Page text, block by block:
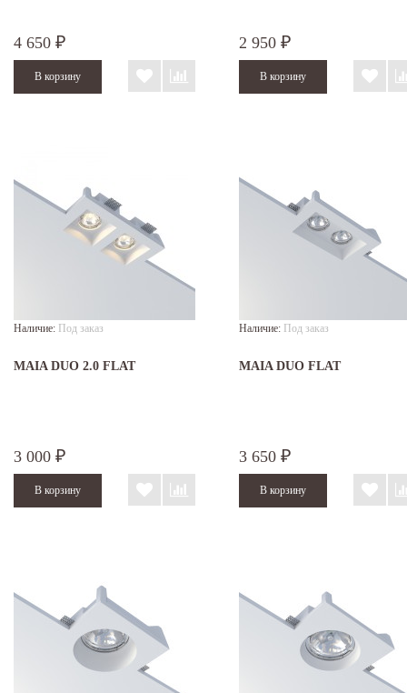
4 650 ₽ 2 950 ₽
Наличие: Под заказ
MAIA DUO 2.0 FLAT
3 000 ₽
Наличие: Под заказ
MAIA DUO FLAT
3 650 ₽